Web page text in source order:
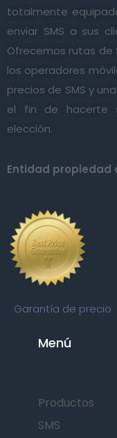
totalmente
enviar SMS a sus
Ofrecemos rutas de
los operadores
precios de SMS y
el fin de hacerte
elección.
Entidad propiedad
Garantía de precio
Menú
Productos
SMS